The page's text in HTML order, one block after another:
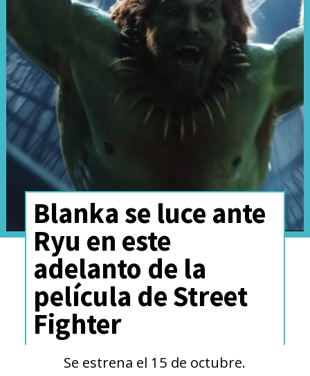
Blanka se luce ante
Ryu en este
adelanto de la
película de Street
Fighter
Se estrena el 15 de octubre.